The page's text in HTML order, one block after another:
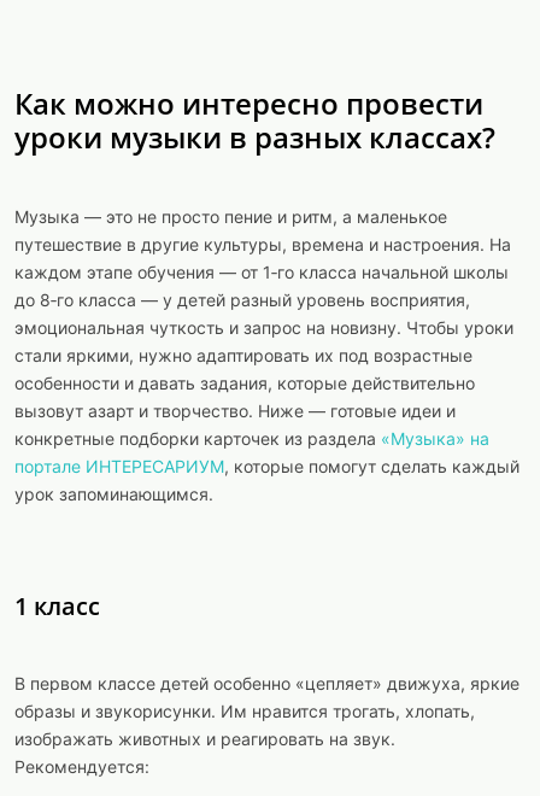
Как можно интересно провести
уроки музыки в разных классах?
Музыка — это не просто пение и ритм, а маленькое
путешествие в другие культуры, времена и настроения. На
каждом этапе обучения — от 1‑го класса начальной школы
до 8‑го класса — у детей разный уровень восприятия,
эмоциональная чуткость и запрос на новизну. Чтобы уроки
стали яркими, нужно адаптировать их под возрастные
особенности и давать задания, которые действительно
вызовут азарт и творчество. Ниже — готовые идеи и
конкретные подборки карточек из раздела «Музыка» на
портале ИНТЕРЕСАРИУМ, которые помогут сделать каждый
урок запоминающимся.
1 класс
В первом классе детей особенно «цепляет» движуха, яркие
образы и звукорисунки. Им нравится трогать, хлопать,
изображать животных и реагировать на звук.
Рекомендуется: